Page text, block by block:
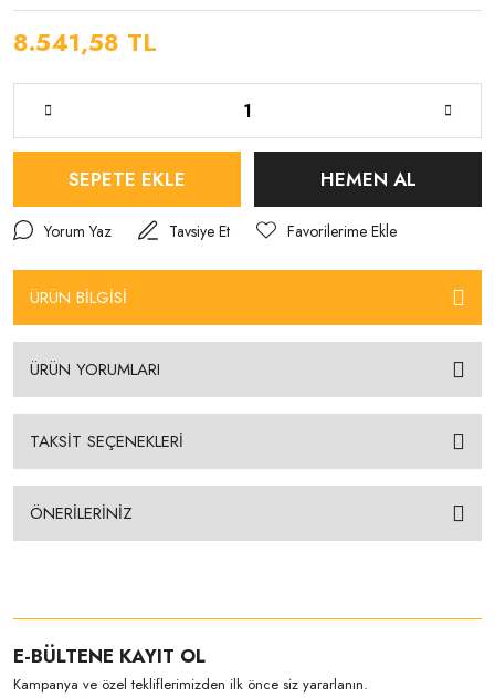
8.541,58 TL
SEPETE EKLE HEMEN AL
Yorum Yaz Tavsiye Et
ÜRÜN BİLGİSİ
ÜRÜN YORUMLARI
TAKSİT SEÇENEKLERİ
ÖNERİLERİNİZ
E-BÜLTENE KAYIT OL
Kampanya ve özel tekliflerimizden ilk önce siz yararlanın.